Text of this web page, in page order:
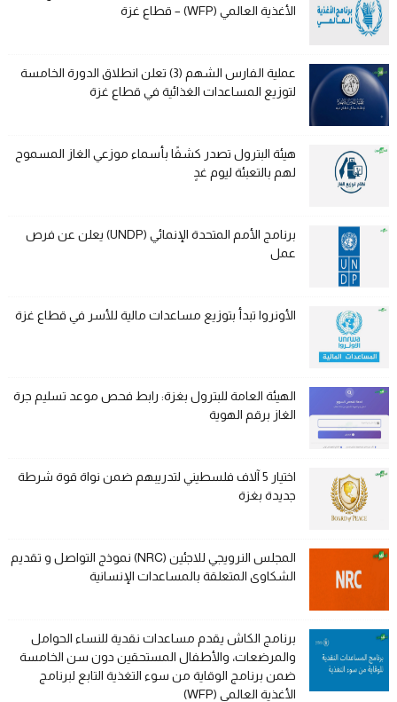
الأغذية العالمي (WFP) – قطاع غزة
عملية الفارس الشهم (3) تعلن انطلاق الدورة الخامسة
لتوزيع المساعدات الغذائية في قطاع غزة
هيئة البترول تصدر كشفًا بأسماء موزعي الغاز المسموح
لهم بالتعبئة ليوم غدٍ
برنامج الأمم المتحدة الإنمائي (UNDP) يعلن عن فرص
عمل
الأونروا تبدأ بتوزيع مساعدات مالية للأسر في قطاع غزة
الهيئة العامة للبترول بغزة: رابط فحص موعد تسليم جرة
الغاز برقم الهوية
اختيار 5 آلاف فلسطيني لتدريبهم ضمن نواة قوة شرطة
جديدة بغزة
المجلس النرويجي للاجئين (NRC) نموذج التواصل و تقديم
الشكاوى المتعلقة بالمساعدات الإنسانية
برنامج الكاش يقدم مساعدات نقدية للنساء الحوامل
والمرضعات، والأطفال المستحقين دون سن الخامسة
ضمن برنامج الوقاية من سوء التغذية التابع لبرنامج
الأغذية العالمي (WFP)